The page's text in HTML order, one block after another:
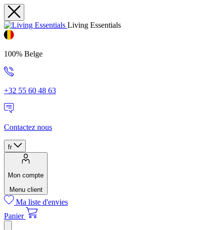
Living Essentials
100% Belge
+32 55 60 48 63
Contactez nous
fr
Mon compte
Menu client
Ma liste d'envies
Panier